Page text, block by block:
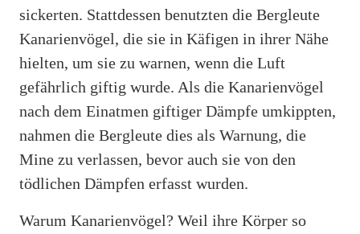
sickerten. Stattdessen benutzten die Bergleute
Kanarienvögel, die sie in Käfigen in ihrer Nähe
hielten, um sie zu warnen, wenn die Luft
gefährlich giftig wurde. Als die Kanarienvögel
nach dem Einatmen giftiger Dämpfe umkippten,
nahmen die Bergleute dies als Warnung, die
Mine zu verlassen, bevor auch sie von den
tödlichen Dämpfen erfasst wurden.
Warum Kanarienvögel? Weil ihre Körper so